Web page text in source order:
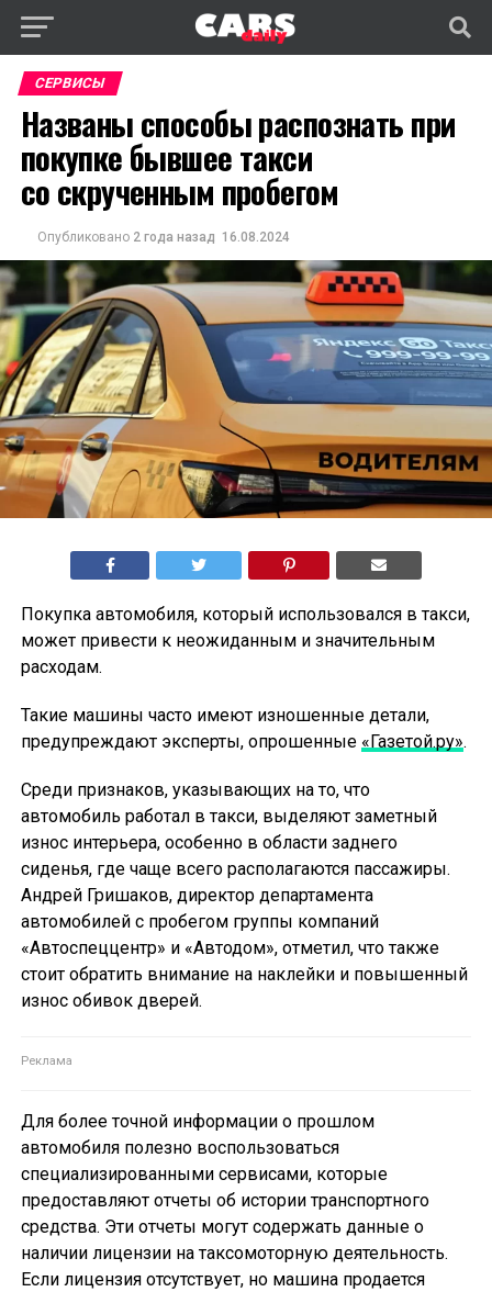
СЕРВИСЫ
Названы способы распознать при
покупке бывшее такси
со скрученным пробегом
Опубликовано 2 года назад 16.08.2024
Покупка автомобиля, который использовался в такси,
может привести к неожиданным и значительным
расходам.
Такие машины часто имеют изношенные детали,
предупреждают эксперты, опрошенные «Газетой.ру».
Среди признаков, указывающих на то, что
автомобиль работал в такси, выделяют заметный
износ интерьера, особенно в области заднего
сиденья, где чаще всего располагаются пассажиры.
Андрей Гришаков, директор департамента
автомобилей с пробегом группы компаний
«Автоспеццентр» и «Автодом», отметил, что также
стоит обратить внимание на наклейки и повышенный
износ обивок дверей.
Для более точной информации о прошлом
автомобиля полезно воспользоваться
специализированными сервисами, которые
предоставляют отчеты об истории транспортного
средства. Эти отчеты могут содержать данные о
наличии лицензии на таксомоторную деятельность.
Если лицензия отсутствует, но машина продается